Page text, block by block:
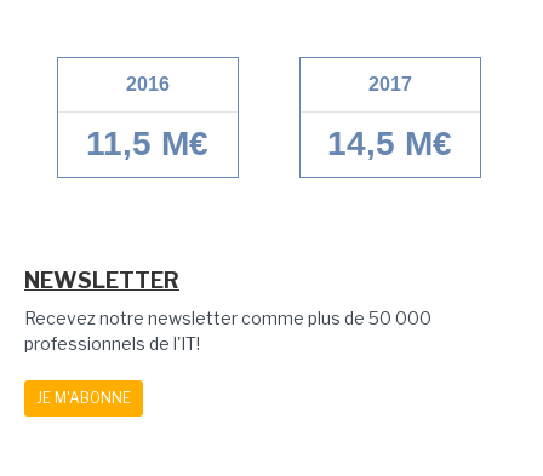
2016
11,5 M€
2017
14,5 M€
NEWSLETTER
Recevez notre newsletter comme plus de 50 000
professionnels de l'IT!
JE M'ABONNE